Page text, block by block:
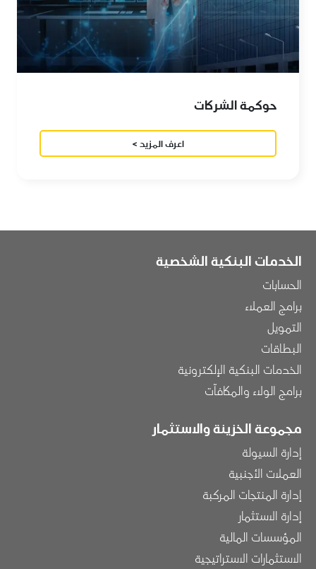
حوكمة الشركات
اعرف المزيد >
الخدمات البنكية الشخصية
الحسابات
برامج العملاء
التمويل
البطاقات
الخدمات البنكية الإلكترونية
برامج الولاء والمكافآت
مجموعة الخزينة والاستثمار
إدارة السيولة
العملات الأجنبية
إدارة المنتجات المركبة
إدارة الاستثمار
المؤسسات المالية
الاستثمارات الاستراتيجية